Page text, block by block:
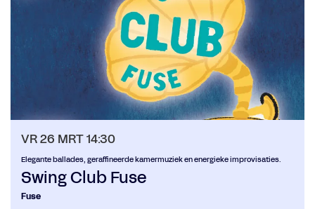
Swing Club Fuse
Fuse
Elegante ballades, geraffineerde kamermuziek en energieke improvisaties.
VR 26 MRT14:30